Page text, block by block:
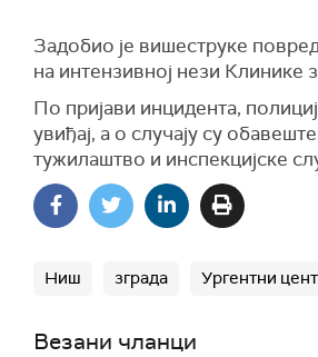
Задобио је вишеструке
на интензивној нези Клинике
По пријави инцидента,
увиђај, а о случају су
тужилаштво и инспекцијске
Ниш зграда Ургентни
Везани чланци